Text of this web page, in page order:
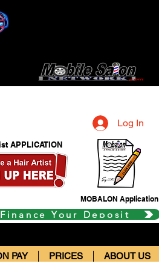
Log In
APPLICATION
MOBALON Application
Your Deposit
PAY PRICES ABOUT US